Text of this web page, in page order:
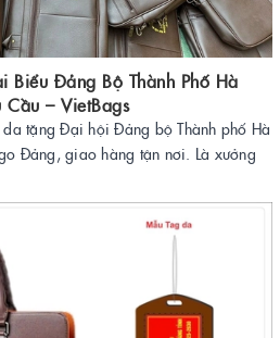
Đảng Bộ Thành Phố Hà
– VietBags
da tặng Đại hội Đảng bộ Thành phố Hà
Đảng, giao hàng tận nơi. Là xưởng